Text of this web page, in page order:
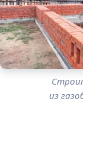
из